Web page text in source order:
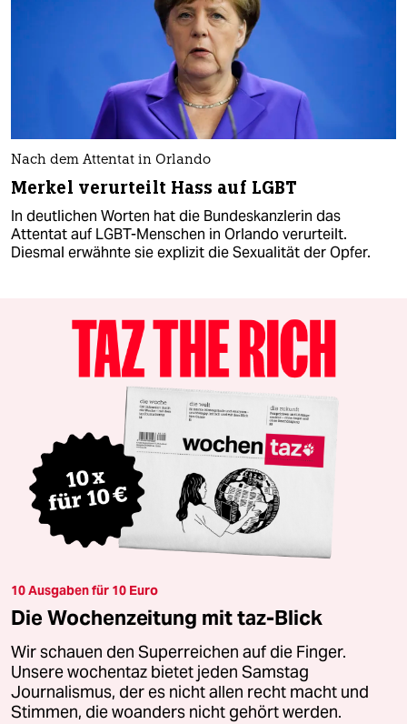
Nach dem Attentat in Orlando
Merkel verurteilt Hass auf LGBT
In deutlichen Worten hat die Bundeskanzlerin das
Attentat auf LGBT-Menschen in Orlando verurteilt.
Diesmal erwähnte sie explizit die Sexualität der Opfer.
10 Ausgaben für 10 Euro
Die Wochenzeitung mit taz-Blick
Wir schauen den Superreichen auf die Finger.
Unsere wochentaz bietet jeden Samstag
Journalismus, der es nicht allen recht macht und
Stimmen, die woanders nicht gehört werden.